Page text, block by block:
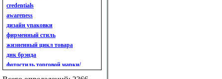
анализ ситуационный
анализ экспертный
индивидуальный
анкета
ассортимент
ассортимент товарный.
планирование товарного
ассортимента
ассортимент. глубина
credentials
awareness
дизайн упаковки
фирменный стиль
жизненный цикл товара
днк брэнда
фотостиль торговой марки/
линейки продукции